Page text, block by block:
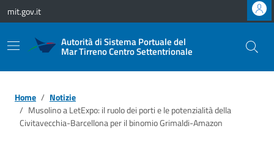
Vai ai contenuti
Vai al footer
mit.gov.it
Autorità di Sistema Portuale del
Mar Tirreno Centro Settentrionale
Home
Notizie
Musolino a LetExpo: il ruolo dei porti e le potenzialità della
Civitavecchia-Barcellona per il binomio Grimaldi-Amazon